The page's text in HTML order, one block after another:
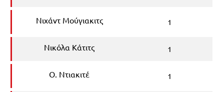
Νιχάντ Μούγιακιτς 1
Νικόλα Κάτιτς 1
Ο. Ντιακιτέ 1